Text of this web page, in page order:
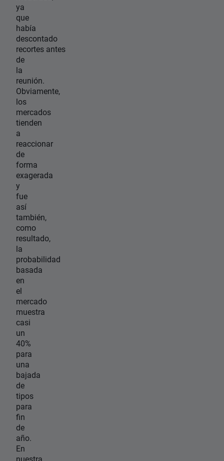
ya
que
había
descontado
recortes antes
de
la
reunión.
Obviamente,
los
mercados
tienden
a
reaccionar
de
forma
exagerada
y
fue
así
también,
como
resultado,
la
probabilidad
basada
en
el
mercado
muestra
casi
un
40%
para
una
bajada
de
tipos
para
fin
de
año.
En
nuestra